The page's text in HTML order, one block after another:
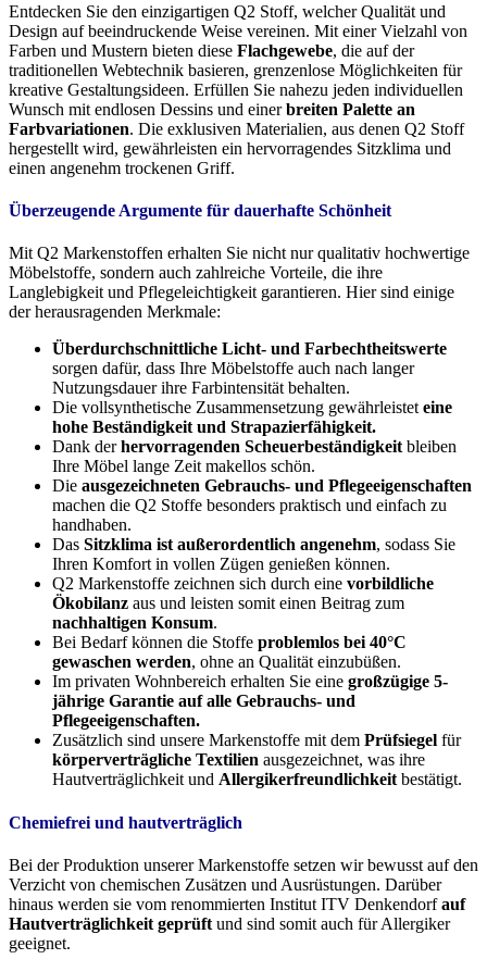
Entdecken Sie den einzigartigen Q2 Stoff, welcher Qualität und
Design auf beeindruckende Weise vereinen. Mit einer Vielzahl von
Farben und Mustern bieten diese Flachgewebe, die auf der
traditionellen Webtechnik basieren, grenzenlose Möglichkeiten für
kreative Gestaltungsideen. Erfüllen Sie nahezu jeden individuellen
Wunsch mit endlosen Dessins und einerbreiten Palette an
Farbvariationen. Die exklusiven Materialien, aus denen Q2 Stoff
hergestellt wird, gewährleisten ein hervorragendes Sitzklima und
einen angenehm trockenen Griff.
Überzeugende Argumente für dauerhafte Schönheit
Mit Q2 Markenstoffen erhalten Sie nicht nur qualitativ hochwertige
Möbelstoffe, sondern auch zahlreiche Vorteile, die ihre
Langlebigkeit und Pflegeleichtigkeit garantieren. Hier sind einige
der herausragenden Merkmale:
Überdurchschnittliche Licht- und Farbechtheitswerte
sorgen dafür, dass Ihre Möbelstoffe auch nach langer
Nutzungsdauer ihre Farbintensität behalten.
Die vollsynthetische Zusammensetzung gewährleistet eine
hohe Beständigkeit und Strapazierfähigkeit.
Dank derhervorragenden Scheuerbeständigkeit bleiben
Ihre Möbel lange Zeit makellos schön.
Die ausgezeichneten Gebrauchs- und Pflegeeigenschaften
machen die Q2 Stoffe besonders praktisch und einfach zu
handhaben.
Das Sitzklima ist außerordentlich angenehm, sodass Sie
Ihren Komfort in vollen Zügen genießen können.
Q2 Markenstoffe zeichnen sich durch eine vorbildliche
Ökobilanz aus und leisten somit einen Beitrag zum
nachhaltigen Konsum.
Bei Bedarf können die Stoffe problemlos bei 40°C
gewaschen werden, ohne an Qualität einzubüßen.
Im privaten Wohnbereich erhalten Sie eine großzügige 5-
jährige Garantie auf alle Gebrauchs- und
Pflegeeigenschaften.
Zusätzlich sind unsere Markenstoffe mit dem Prüfsiegel für
körperverträgliche Textilien ausgezeichnet, was ihre
Hautverträglichkeit und Allergikerfreundlichkeit bestätigt.
Chemiefrei und hautverträglich
Bei der Produktion unserer Markenstoffe setzen wir bewusst auf den
Verzicht von chemischen Zusätzen und Ausrüstungen. Darüber
hinaus werden sie vom renommierten Institut ITV Denkendorfauf
Hautverträglichkeit geprüft und sind somit auch für Allergiker
geeignet.